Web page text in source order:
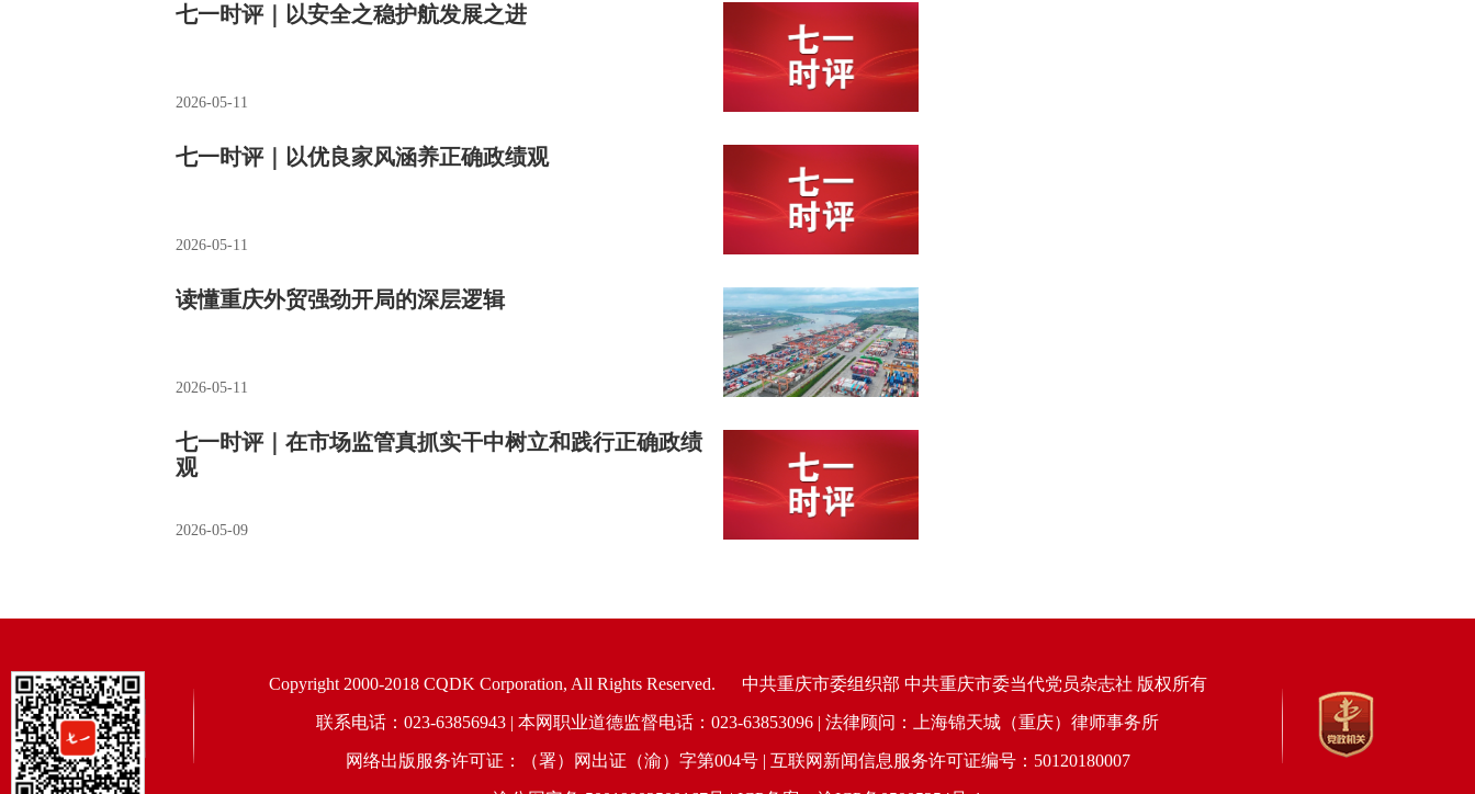
七一时评｜以安全之稳护航发展之进
2026-05-11
七一时评｜以优良家风涵养正确政绩观
2026-05-11
读懂重庆外贸强劲开局的深层逻辑
2026-05-11
七一时评｜在市场监管真抓实干中树立和践行正确政绩
观
2026-05-09
Copyright 2000-2018 CQDK Corporation, All Rights Reserved. 中共重庆市委组织部 中共重庆市委当代党员杂志社 版权所有
联系电话：023-63856943 | 本网职业道德监督电话：023-63853096 | 法律顾问：上海锦天城（重庆）律师事务所
网络出版服务许可证：（署）网出证（渝）字第004号 | 互联网新闻信息服务许可证编号：50120180007